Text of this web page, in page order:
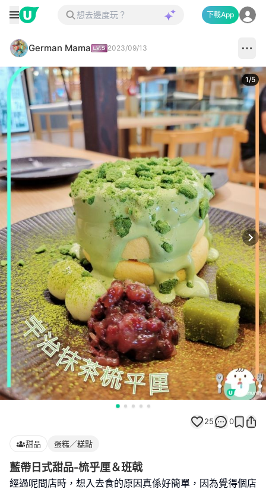
下載App
German Mama 2023/09/13
1/5
25 0
甜品 蛋糕／糕點
藍帶日式甜品-梳乎厘＆班戟
經過呢間店時，想入去食的原因真係好簡單，因為覺得個店